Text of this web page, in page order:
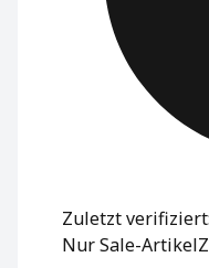
Zuletzt
Nur Sale-Artikel